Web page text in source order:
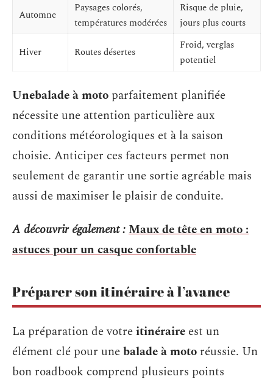
Automne
Paysages colorés,
températures modérées
Risque de pluie,
jours plus courts
Hiver Routes désertes
Froid, verglas
potentiel
Unebalade à moto parfaitement planifiée
nécessite une attention particulière aux
conditions météorologiques et à la saison
choisie. Anticiper ces facteurs permet non
seulement de garantir une sortie agréable mais
aussi de maximiser le plaisir de conduite.
A découvrir également :Maux de tête en moto :
astuces pour un casque confortable
Préparer son itinéraire à l’avance
La préparation de votreitinéraire est un
élément clé pour unebalade à moto réussie. Un
bon roadbook comprend plusieurs points